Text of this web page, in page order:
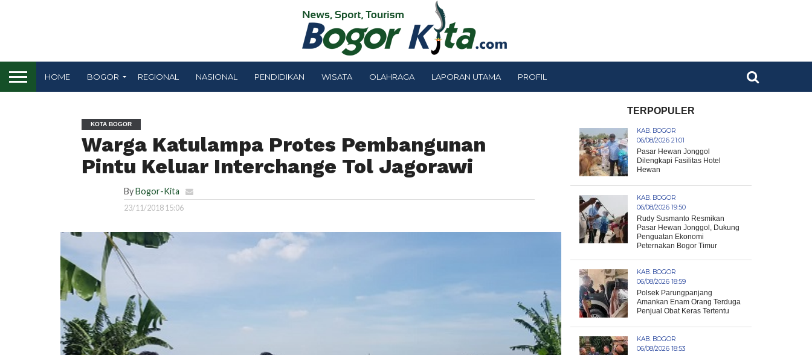
HOME BOGOR REGIONAL NASIONAL PENDIDIKAN WISATA OLAHRAGA LAPORAN UTAMA PROFIL
KOTA BOGOR
Warga Katulampa Protes Pembangunan
Pintu Keluar Interchange Tol Jagorawi
ByBogor-Kita
23/11/2018 15:06
TERPOPULER
KAB. BOGOR
06/08/2026 21:01
Pasar Hewan Jonggol
Dilengkapi Fasilitas Hotel
Hewan
KAB. BOGOR
06/08/2026 19:50
Rudy Susmanto Resmikan
Pasar Hewan Jonggol, Dukung
Penguatan Ekonomi
Peternakan Bogor Timur
KAB. BOGOR
06/08/2026 18:59
Polsek Parungpanjang
Amankan Enam Orang Terduga
Penjual Obat Keras Tertentu
KAB. BOGOR
06/08/2026 18:53